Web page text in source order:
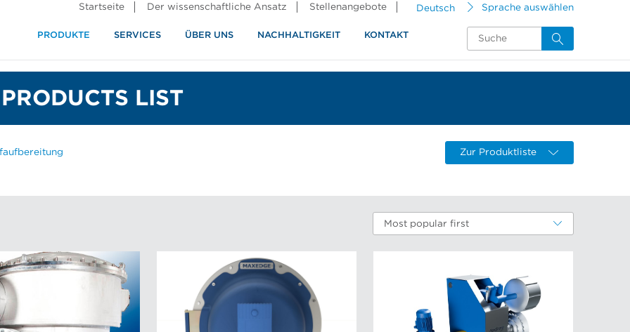
Deutsch Sprache auswählen
Startseite Der wissenschaftliche Ansatz Stellenangebote
PRODUKTE SERVICES ÜBER UNS NACHHALTIGKEIT KONTAKT
LIST
Zur Produktliste
Most popular first